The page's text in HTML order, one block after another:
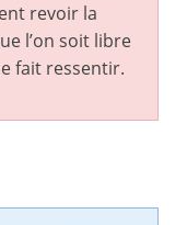
revoir la
l’on soit libre
fait ressentir.